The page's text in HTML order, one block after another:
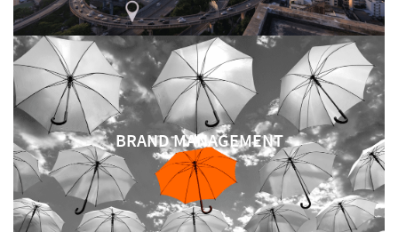
BRAND MANAGEMENT